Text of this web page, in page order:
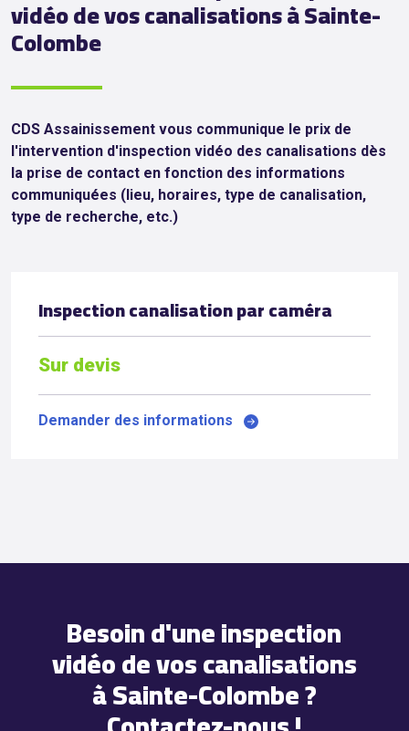
vidéo de vos canalisations à Sainte-
Colombe
CDS Assainissement vous communique le prix de
l'intervention d'inspection vidéo des canalisations dès
la prise de contact en fonction des informations
communiquées (lieu, horaires, type de canalisation,
type de recherche, etc.)
Inspection canalisation par caméra
Sur devis
Demander des informations
Besoin d'une inspection
vidéo de vos canalisations
à Sainte-Colombe ?